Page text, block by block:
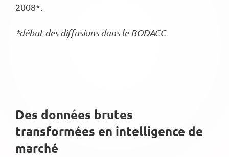
2008*.
*début des diffusions dans le BODACC
Des données brutes
transformées en intelligence de
marché